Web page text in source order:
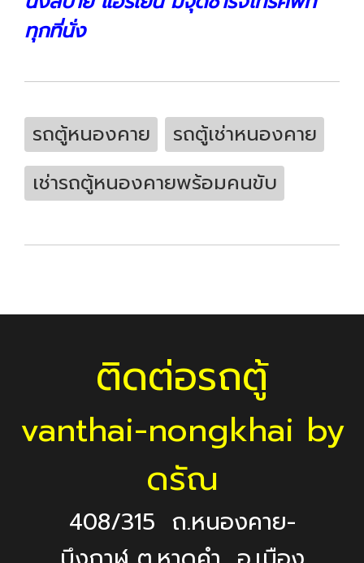
ทุกที่นั่ง
รถตู้หนองคาย
รถตู้เช่าหนองคาย
เช่ารถตู้หนองคายพร้อมคนขับ
ติดต่อรถตู้
vanthai-nongkhai by
ดรัณ
408/315 ถ.หนองคาย-